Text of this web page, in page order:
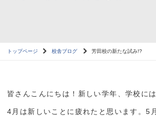
トップページ 校舎ブログ 芳田校の新たな試み!?
皆さんこんにちは！新しい学年、学校に
4月は新しいことに疲れたと思います。5